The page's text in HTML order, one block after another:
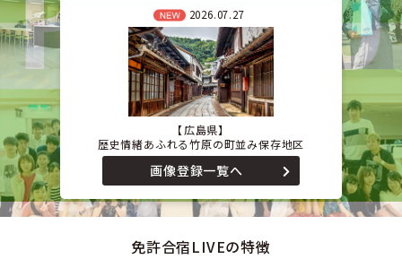
2026.07.27
広島県
歴史情緒あふれる竹原の町並み保存地区
画像登録一覧へ
免許合宿LIVEの特徴